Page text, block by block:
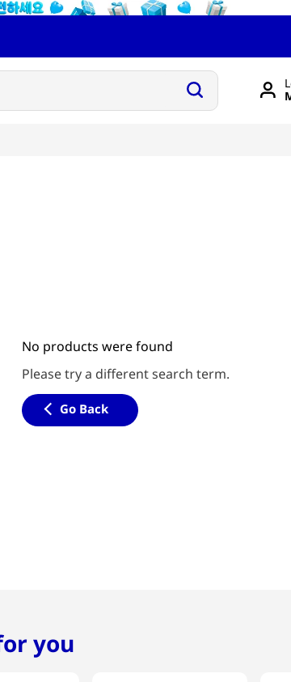
No products were found
Please try a different search term.
Go Back
you